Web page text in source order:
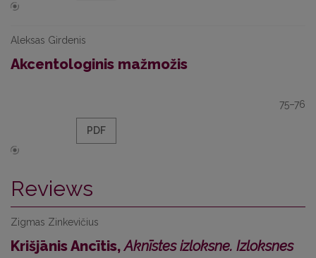
Aleksas Girdenis
Akcentologinis mažmožis
75–76
PDF
Reviews
Zigmas Zinkevičius
Krišjānis Ancītis,Aknīstes izloksne. Izloksnes